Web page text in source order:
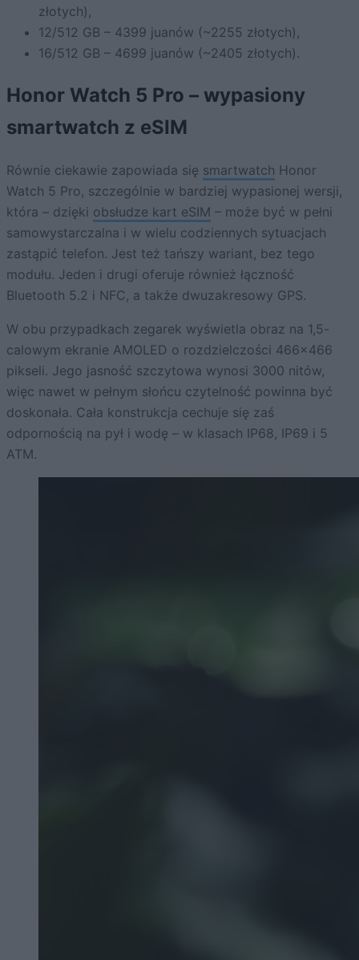
złotych),
12/512 GB – 4399 juanów (~2255 złotych),
16/512 GB – 4699 juanów (~2405 złotych).
Honor Watch 5 Pro – wypasiony
smartwatch z eSIM
Równie ciekawie zapowiada się smartwatch Honor
Watch 5 Pro, szczególnie w bardziej wypasionej wersji,
która – dzięki obsłudze kart eSIM – może być w pełni
samowystarczalna i w wielu codziennych sytuacjach
zastąpić telefon. Jest też tańszy wariant, bez tego
modułu. Jeden i drugi oferuje również łączność
Bluetooth 5.2 i NFC, a także dwuzakresowy GPS.
W obu przypadkach zegarek wyświetla obraz na 1,5-
calowym ekranie AMOLED o rozdzielczości 466×466
pikseli. Jego jasność szczytowa wynosi 3000 nitów,
więc nawet w pełnym słońcu czytelność powinna być
doskonała. Cała konstrukcja cechuje się zaś
odpornością na pył i wodę – w klasach IP68, IP69 i 5
ATM.